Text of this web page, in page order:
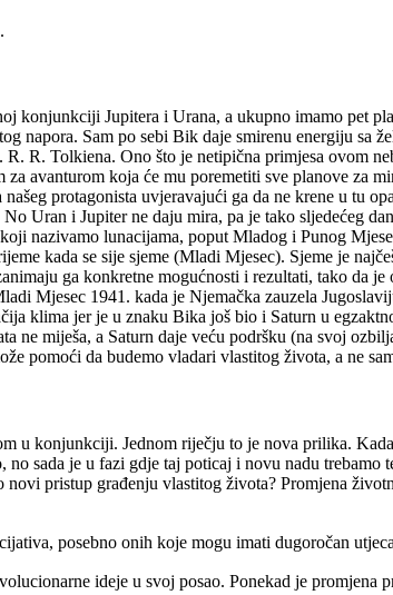
konjunkciji Jupitera i Urana, a ukupno imamo pet
napora. Sam po sebi Bik daje smirenu energiju sa
R. Tolkiena. Ono što je netipična primjesa ovom
avanturom koja će mu poremetiti sve planove za
protagonista uvjeravajući ga da ne krene u tu
Uran i Jupiter ne daju mira, pa je tako sljedećeg
nazivamo lunacijama, poput Mladog i Punog
kada se sije sjeme (Mladi Mjesec). Sjeme je
ga konkretne mogućnosti i rezultati, tako da
Mjesec 1941. kada je Njemačka zauzela
klima jer je u znaku Bika još bio i Saturn u
ne miješa, a Saturn daje veću podršku (na svoj
pomoći da budemo vladari vlastitog života, a ne
konjunkciji. Jednom riječju to je nova prilika.
sada je u fazi gdje taj poticaj i novu nadu
pristup građenju vlastitog života? Promjena
posebno onih koje mogu imati dugoročan
ideje u svoj posao. Ponekad je promjena